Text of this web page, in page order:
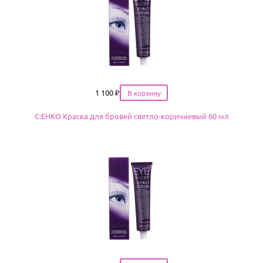
Цена
1 100 ₽
С:EHKO Краска для бровей светло-коричневый 60 мл